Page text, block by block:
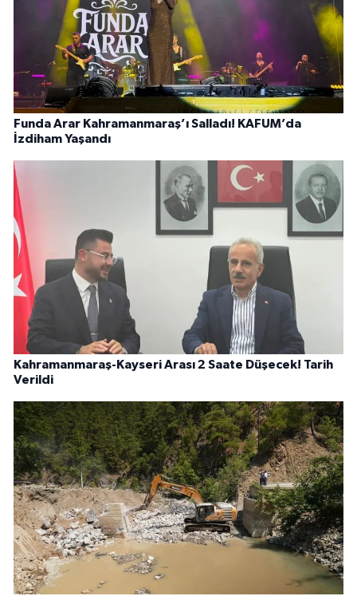
Funda Arar Kahramanmaraş’ı Salladı! KAFUM’da
İzdiham Yaşandı
Kahramanmaraş-Kayseri Arası 2 Saate Düşecek! Tarih
Verildi